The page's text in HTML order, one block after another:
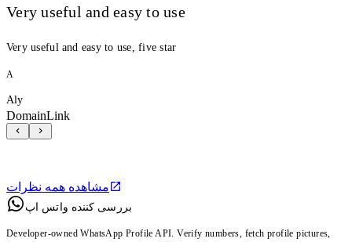
Very useful and easy to use
Very useful and easy to use, five star
A
Aly
DomainLink
مشاهده همه نظرات
بررسی کننده واتس اپ
Developer-owned WhatsApp Profile API. Verify numbers, fetch profile pictures,